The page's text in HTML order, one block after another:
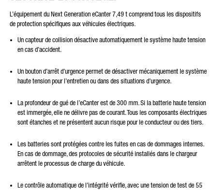
L’équipement du Next Generation eCanter 7,49 t comprend tous les dispositifs
de protection spécifiques aux véhicules électriques.
Un capteur de collision désactive automatiquement le système haute tension
en cas d’accident.
Un bouton d’arrêt d’urgence permet de désactiver mécaniquement le système
haute tension pour l’entretien ou dans des situations d’urgence.
La profondeur de gué de l’eCanter est de 300 mm. Si la batterie haute tension
est immergée, elle ne délivre pas de courant. Tous les composants électriques
sont étanches et ne présentent aucun risque pour le conducteur ou des tiers.
Les batteries sont protégées contre les fuites en cas de dommages internes.
En cas de dommage, des protocoles de sécurité installés dans le chargeur
arrêtent le processus de charge du véhicule.
Le contrôle automatique de l’intégrité vérifie, avec une tension de test de 55